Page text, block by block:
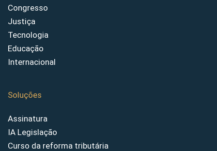
Congresso
Justiça
Tecnologia
Educação
Internacional
Soluções
Assinatura
IA Legislação
Curso da reforma tributária